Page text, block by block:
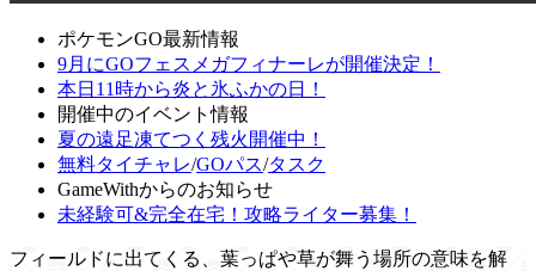
ポケモンGO最新情報
9月にGOフェスメガフィナーレが開催決定！
本日11時から炎と氷ふかの日！
開催中のイベント情報
夏の遠足凍てつく残火開催中！
無料タイチャレ/GOパス/タスク
GameWithからのお知らせ
未経験可&完全在宅！攻略ライター募集！
フィールドに出てくる、葉っぱや草が舞う場所の意味を解